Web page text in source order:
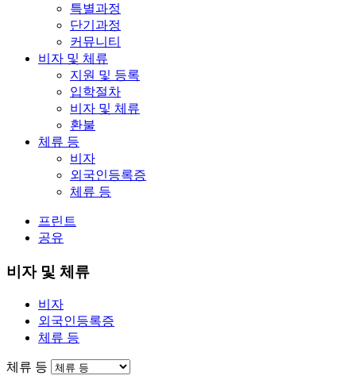
특별과정
단기과정
커뮤니티
비자 및 체류
지원 및 등록
입학절차
비자 및 체류
환불
체류 등
비자
외국인등록증
체류 등
프린트
공유
비자 및 체류
비자
외국인등록증
체류 등
체류 등